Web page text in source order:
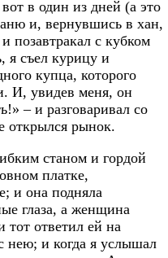
в один из дней (а это
и, вернувшись в хан,
позавтракал с кубком
я съел курицу и
купца, которого
И, увидев меня, он
– и разговаривал со
открылся рынок.
станом и гордой
платке,
и она подняла
глаза, а женщина
тот ответил ей на
нею; и когда я услышал